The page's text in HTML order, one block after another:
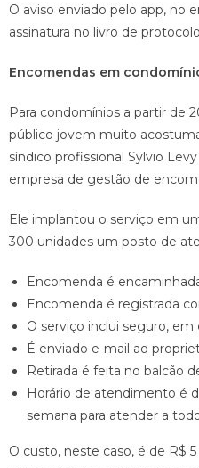
O aviso enviado pelo app, no
assinatura no livro de
Encomendas em
Para condomínios a partir de
público jovem muito
síndico profissional Sylvio
empresa de gestão de
Ele implantou o serviço em
300 unidades um posto de
Encomenda é
Encomenda é registrada
O serviço inclui seguro,
É enviado e-mail ao
Retirada é feita no balcão
Horário de atendimento é
semana para atender a
O custo, neste caso, é de R$